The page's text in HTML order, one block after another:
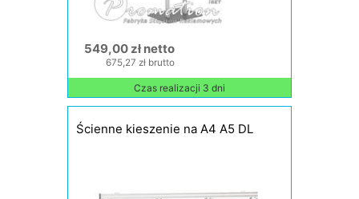
549,00 zł netto
675,27 zł brutto
Czas realizacji 3 dni
Ścienne kieszenie na A4 A5 DL